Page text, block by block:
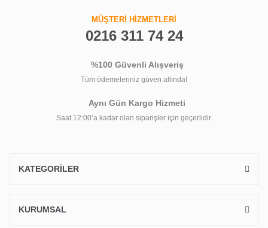
MÜŞTERİ HİZMETLERİ
0216 311 74 24
%100 Güvenli Alışveriş
Tüm ödemeleriniz güven altında!
Aynı Gün Kargo Hizmeti
Saat 12:00’a kadar olan siparişler için geçerlidir.
KATEGORİLER
KURUMSAL